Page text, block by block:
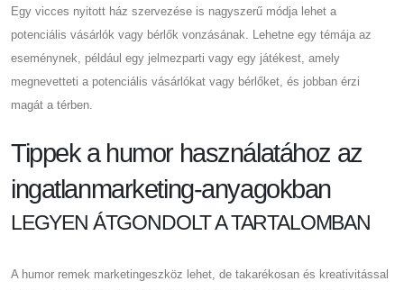
Egy vicces nyitott ház szervezése is nagyszerű módja lehet a
potenciális vásárlók vagy bérlők vonzásának. Lehetne egy témája az
eseménynek, például egy jelmezparti vagy egy játékest, amely
megnevetteti a potenciális vásárlókat vagy bérlőket, és jobban érzi
magát a térben.
Tippek a humor használatához az
ingatlanmarketing-anyagokban
LEGYEN ÁTGONDOLT A TARTALOMBAN
A humor remek marketingeszköz lehet, de takarékosan és kreativitással